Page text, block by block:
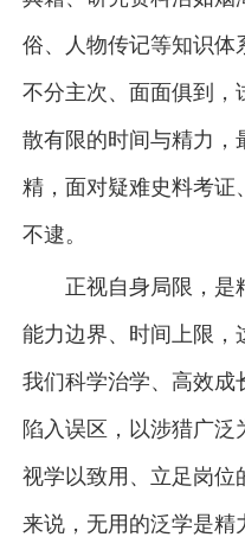
俗、人物传记等知识体
不分主次、面面俱到，
散有限的时间与精力，
精，面对疑难史料考证
不逮。
正视自身局限，是
能力边界、时间上限，
我们科学治学、高效成
陷入误区，以涉猎广
视学以致用、立足岗位
来说，无用的泛学是精